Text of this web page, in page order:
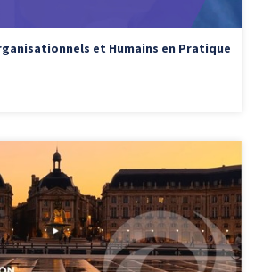
et Humains en Pratique